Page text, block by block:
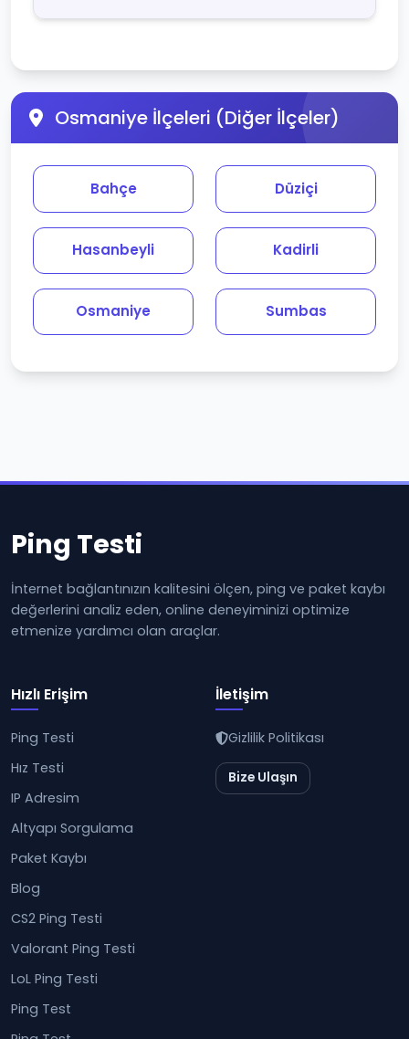
Osmaniye İlçeleri (Diğer İlçeler)
Bahçe Düziçi
Hasanbeyli Kadirli
Osmaniye Sumbas
Ping Testi
İnternet bağlantınızın kalitesini ölçen, ping ve paket kaybı
değerlerini analiz eden, online deneyiminizi optimize
etmenize yardımcı olan araçlar.
Hızlı Erişim
Ping Testi
Hız Testi
IP Adresim
Altyapı Sorgulama
Paket Kaybı
Blog
CS2 Ping Testi
Valorant Ping Testi
LoL Ping Testi
Ping Test
İletişim
Gizlilik Politikası
Bize Ulaşın